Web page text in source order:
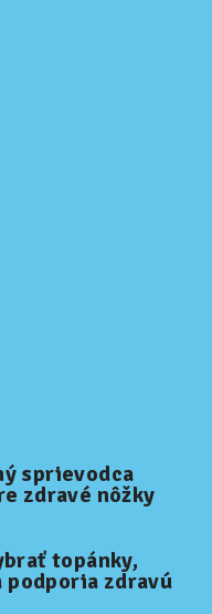
sprievodca
zdravé nôžky
topánky,
podporia zdravú